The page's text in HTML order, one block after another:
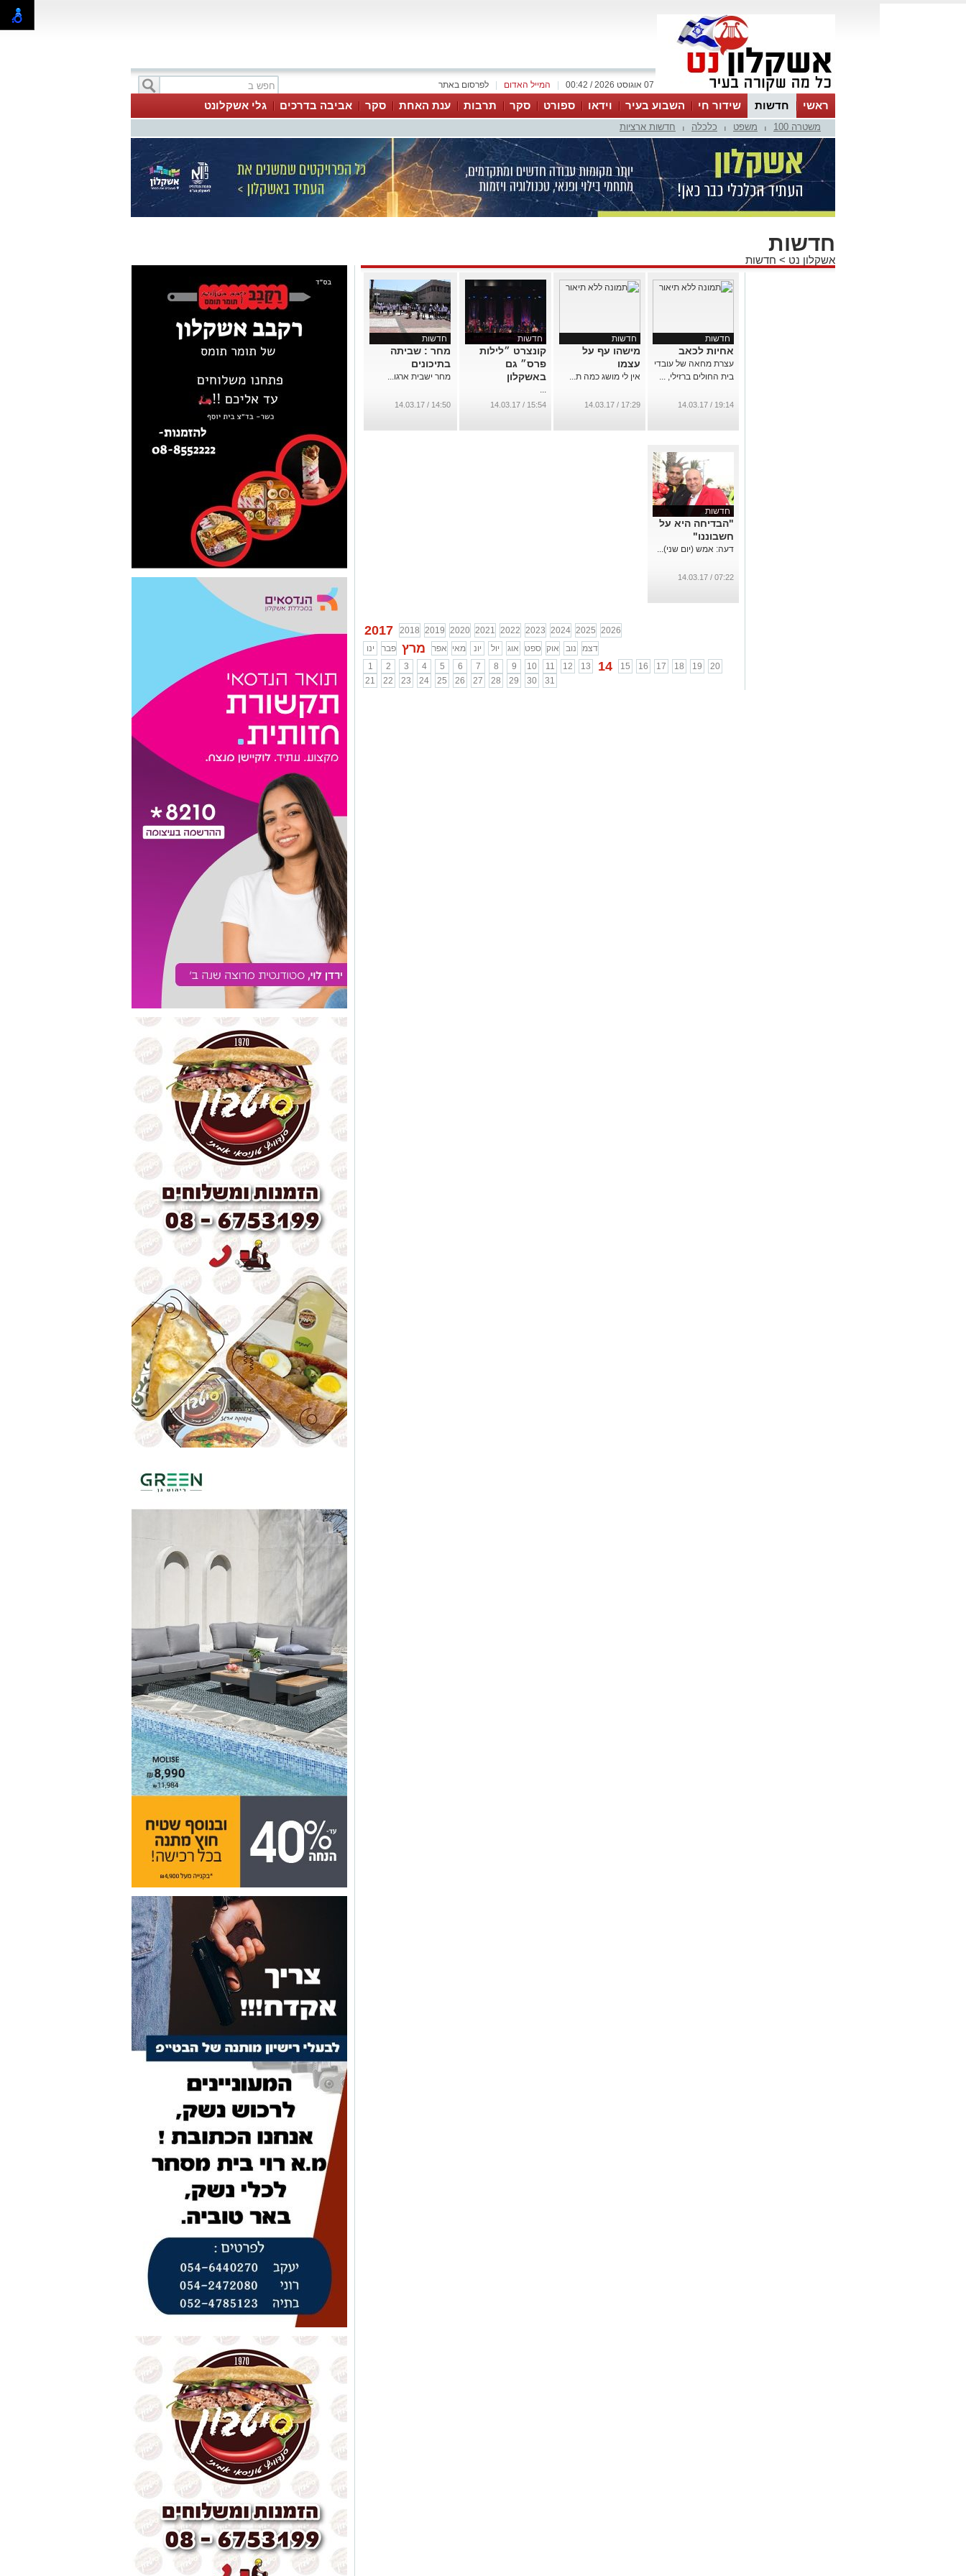
לפרסום באתר המייל האדום 07 אוגוסט 2026 / 00:42
ראשי חדשות שידור חי השבוע בעיר וידאו ספורט סקר תרבות ענת האחת סקר אביבה בדרכים גלי אשקלונט
משטרה 100 משפט כלכלה חדשות ארציות
חדשות
אשקלון נט > חדשות
חדשות
אחיות לכאב
עצרת מחאה של עובדי
בית החולים ברזילי, ...
19:14 / 14.03.17
חדשות
מישהו עף על
עצמו
אין לי מושג כמה ת...
17:29 / 14.03.17
חדשות
קונצרט ״לילות
פרס״ גם
באשקלון
...
15:54 / 14.03.17
חדשות
מחר : שביתה
בתיכונים
מחר ישבית ארגו...
14:50 / 14.03.17
חדשות
"הבדיחה היא על
חשבוננו"
דעה: אמש (יום שני)...
07:22 / 14.03.17
2017 2018 2019 2020 2021 2022 2023 2024 2025 2026
ינו
פבר מרץ אפר מאי יונ יול אוג ספט אוק נוב
דצמ
1
2 3 4 5 6 7 8 9 10 11 12 13 14 15 16 17 18 19
20
21
22 23 24 25 26 27 28 29 30 31